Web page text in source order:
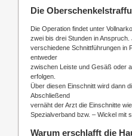
Die
Die Operation findet unter
zwei bis drei Stunden in
verschiedene Schnittführungen in
entweder
zwischen Leiste und Gesäß oder
erfolgen.
Über diesen Einschnitt wird dann
Abschließend
vernäht der Arzt die Einschnitte
Spezialverband bzw. – Wickel mit
Warum erschlafft die